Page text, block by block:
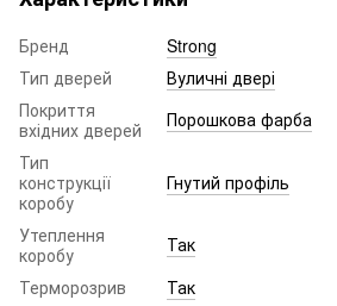
Бренд
Strong
Тип дверей
Вуличні двері
Покриття
вхідних дверей
Порошкова фарба
Тип
конструкції
коробу
Гнутий профіль
Утеплення
коробу
Так
Терморозрив
Так